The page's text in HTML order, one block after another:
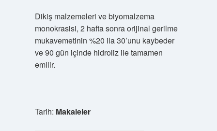
Dikiş malzemeleri ve biyomalzema
monokrasisi, 2 hafta sonra orijinal gerilme
mukavemetinin %20 ila 30’unu kaybeder
ve 90 gün içinde hidroliz ile tamamen
emilir.
Tarih: Makaleler